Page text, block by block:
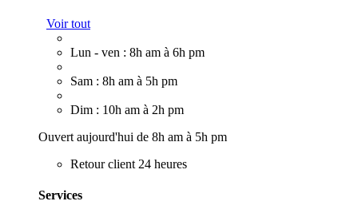
Voir tout
Lun - ven : 8h am à 6h pm
Sam : 8h am à 5h pm
Dim : 10h am à 2h pm
Ouvert aujourd'hui de 8h am à 5h pm
Retour client 24 heures
Services